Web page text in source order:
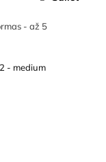
- až 5
- medium